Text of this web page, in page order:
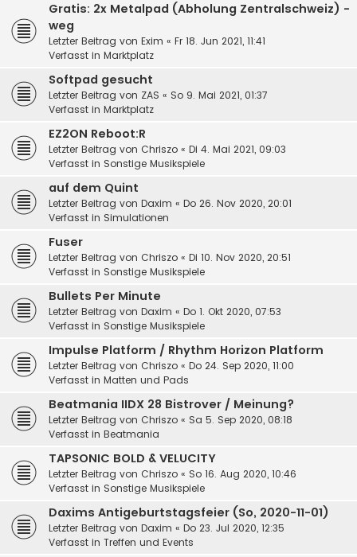
Gratis: 2x Metalpad (Abholung Zentralschweiz) -
weg
Letzter Beitrag von Exim « Fr 18. Jun 2021, 11:41
Verfasst in Marktplatz
Softpad gesucht
Letzter Beitrag von ZAS « So 9. Mai 2021, 01:37
Verfasst in Marktplatz
EZ2ON Reboot:R
Letzter Beitrag von Chriszo « Di 4. Mai 2021, 09:03
Verfasst in Sonstige Musikspiele
auf dem Quint
Letzter Beitrag von Daxim « Do 26. Nov 2020, 20:01
Verfasst in Simulationen
Fuser
Letzter Beitrag von Chriszo « Di 10. Nov 2020, 20:51
Verfasst in Sonstige Musikspiele
Bullets Per Minute
Letzter Beitrag von Daxim « Do 1. Okt 2020, 07:53
Verfasst in Sonstige Musikspiele
Impulse Platform / Rhythm Horizon Platform
Letzter Beitrag von Chriszo « Do 24. Sep 2020, 11:00
Verfasst in Matten und Pads
Beatmania IIDX 28 Bistrover / Meinung?
Letzter Beitrag von Chriszo « Sa 5. Sep 2020, 08:18
Verfasst in Beatmania
TAPSONIC BOLD & VELUCITY
Letzter Beitrag von Chriszo « So 16. Aug 2020, 10:46
Verfasst in Sonstige Musikspiele
Daxims Antigeburtstagsfeier (So, 2020-11-01)
Letzter Beitrag von Daxim « Do 23. Jul 2020, 12:35
Verfasst in Treffen und Events